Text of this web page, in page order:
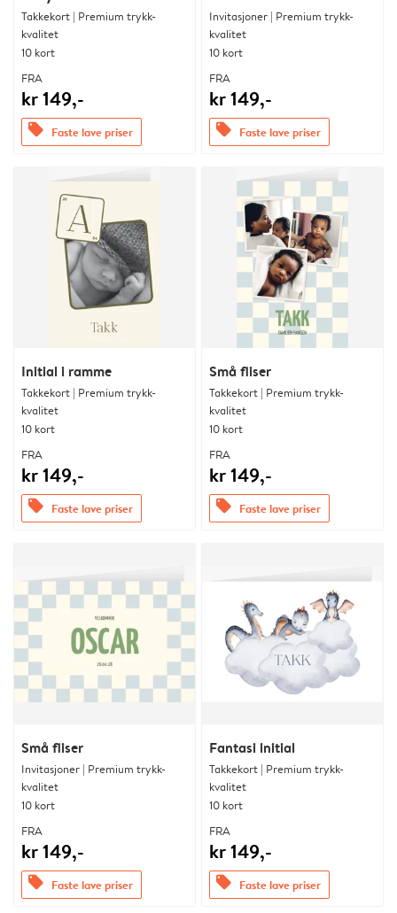
Takkekort | Premium trykk-
kvalitet
10 kort
FRA
kr 149,-
offers Faste lave priser
Invitasjoner | Premium trykk-
kvalitet
10 kort
FRA
kr 149,-
offers Faste lave priser
Initial i ramme
Takkekort | Premium trykk-
kvalitet
10 kort
FRA
kr 149,-
offers Faste lave priser
Små fliser
Takkekort | Premium trykk-
kvalitet
10 kort
FRA
kr 149,-
offers Faste lave priser
Små fliser
Invitasjoner | Premium trykk-
kvalitet
10 kort
FRA
kr 149,-
offers Faste lave priser
Fantasi initial
Takkekort | Premium trykk-
kvalitet
10 kort
FRA
kr 149,-
offers Faste lave priser